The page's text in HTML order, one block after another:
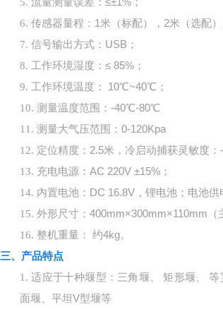
6.传感器量程： 1米（标配），2米（选配）
7.信号输出方式： USB；
8. 工作环境湿度：≤ 85%；
9. 工作环境温度： 10℃~40℃；
10.测量温度范围：-40℃-80℃
11.测量大气压范围：0-120Kpa
12. 定位精度： 2.5米，冷启动捕获灵敏度：
13. 充电电源：AC 220V ±15%；
14. 内置电池： DC 16.8V，锂电池；电池供
15.外形尺寸：400mm×300mm×110mm（
16. 整机重量： 约4kg。
三、产品特点
1.适应于十种堰型：三角堰、
矩形堰、 等
面堰、平坦V型堰等